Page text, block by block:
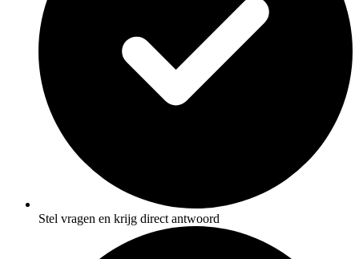
Stel vragen en krijg direct antwoord